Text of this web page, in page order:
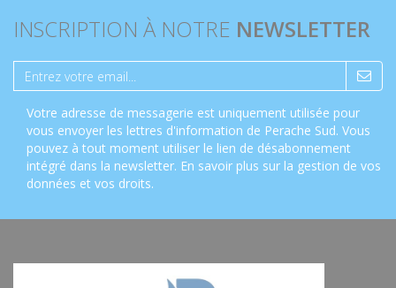
INSCRIPTION À NOTRE NEWSLETTER
Votre adresse de messagerie est uniquement utilisée pour
vous envoyer les lettres d'information de Perache Sud. Vous
pouvez à tout moment utiliser le lien de désabonnement
intégré dans la newsletter. En savoir plus sur la gestion de vos
données et vos droits.